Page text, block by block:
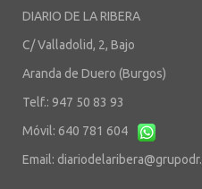
DIARIO DE LA RIBERA
C/ Valladolid, 2, Bajo
Aranda de Duero (Burgos)
Telf.: 947 50 83 93
Móvil: 640 781 604
Email: